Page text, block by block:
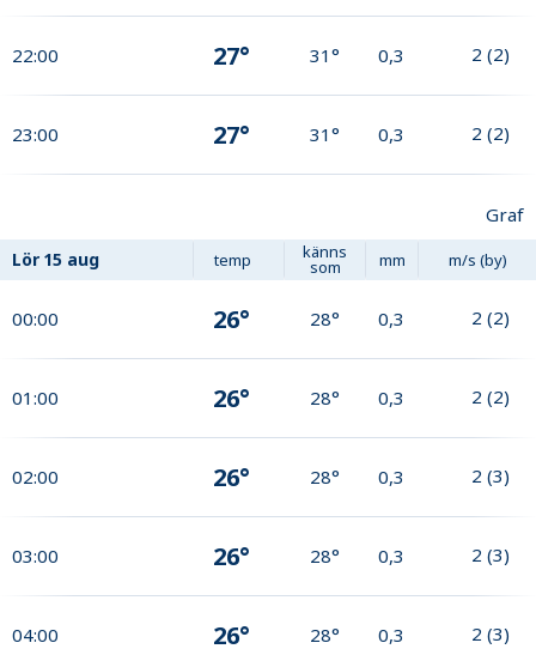
22:00 27° 31° 0,3 2 (2)
23:00 27° 31° 0,3 2 (2)
Graf
Lör 15 aug temp känns
som mm m/s (by)
00:00 26° 28° 0,3 2 (2)
01:00 26° 28° 0,3 2 (2)
02:00 26° 28° 0,3 2 (3)
03:00 26° 28° 0,3 2 (3)
04:00 26° 28° 0,3 2 (3)